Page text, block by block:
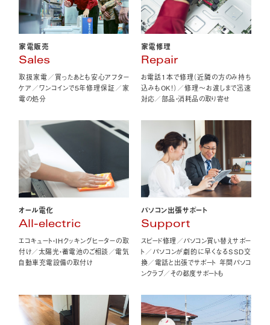
家電販売
Sales
取扱家電／買ったあとも安心アフター
ケア／ワンコインで5年修理保証／家
電の処分
家電修理
Repair
お電話1本で修理（近隣の方のみ持ち
込みもOK！）／修理〜お渡しまで迅速
対応／部品・消耗品の取り寄せ
オール電化
All-electric
エコキュート・IHクッキングヒーターの取
付け／太陽光・蓄電池のご相談／電気
自動車充電設備の取付け
パソコン出張サポート
Support
スピード修理／パソコン買い替えサポー
ト／パソコンが劇的に早くなるSSD交
換／電話と出張でサポート 年間パソコ
ンクラブ／その都度サポートも